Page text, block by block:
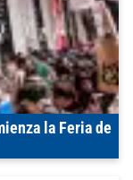
la Feria de